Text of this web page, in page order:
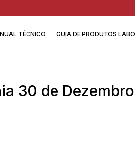
TÉCNICO GUIA DE PRODUTOS LABO
30 de Dezembro